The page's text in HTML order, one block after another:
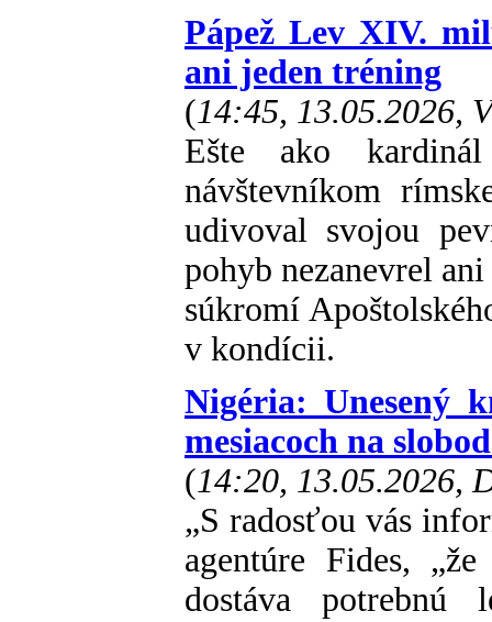
Pápež Lev XIV.
ani jeden tréning
(14:45, 13.05.2026,
Ešte ako
návštevníkom
udivoval svojou
pohyb nezanevrel
súkromí
v kondícii.
Nigéria: Unesený
mesiacoch na
(14:20, 13.05.2026,
„S radosťou vás
agentúre Fides,
dostáva potrebnú